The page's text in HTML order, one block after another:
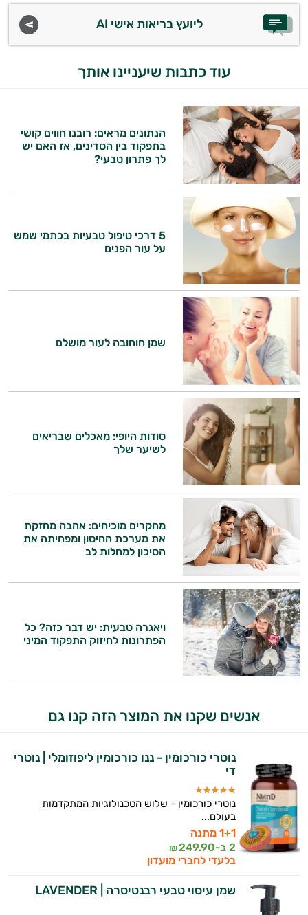
מיניות
הגבר
מדריכים
ליועץ בריאות אישי AI
עוד כתבות שיעניינו אותך
הנתונים מראים: רובנו חווים קושי
בתפקוד בין הסדינים, אז האם יש
לך פתרון טבעי?
5 דרכי טיפול טבעיות בכתמי שמש
על עור הפנים
שמן חוחובה לעור מושלם
סודות היופי: מאכלים שבריאים
לשיער שלך
מחקרים מוכיחים: אהבה מחזקת
את מערכת החיסון ומפחיתה את
הסיכון למחלות לב
ויאגרה טבעית: יש דבר כזה? כל
הפתרונות לחיזוק התפקוד המיני
אנשים שקנו את המוצר הזה קנו גם
נוטרי כורכומין - ננו כורכומין ליפוזומלי | נוטרי
די
נוטרי כורכומין - שלוש הטכנולוגיות המתקדמות
בעולם...
1+1 מתנה
2 ב-
249.90
₪
בלעדי לחברי מועדון
שמן עיסוי טבעי רבנטיסרה | LAVENDER
היי,